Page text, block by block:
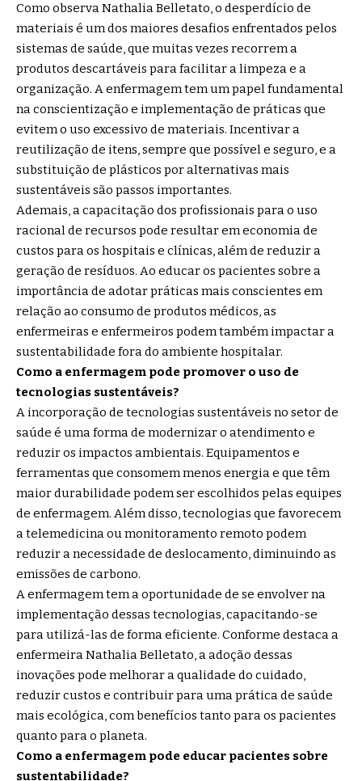
Como observa Nathalia Belletato, o desperdício de
materiais é um dos maiores desafios enfrentados pelos
sistemas de saúde, que muitas vezes recorrem a
produtos descartáveis para facilitar a limpeza e a
organização. A enfermagem tem um papel fundamental
na conscientização e implementação de práticas que
evitem o uso excessivo de materiais. Incentivar a
reutilização de itens, sempre que possível e seguro, e a
substituição de plásticos por alternativas mais
sustentáveis são passos importantes.
Ademais, a capacitação dos profissionais para o uso
racional de recursos pode resultar em economia de
custos para os hospitais e clínicas, além de reduzir a
geração de resíduos. Ao educar os pacientes sobre a
importância de adotar práticas mais conscientes em
relação ao consumo de produtos médicos, as
enfermeiras e enfermeiros podem também impactar a
sustentabilidade fora do ambiente hospitalar.
Como a enfermagem pode promover o uso de
tecnologias sustentáveis?
A incorporação de tecnologias sustentáveis no setor de
saúde é uma forma de modernizar o atendimento e
reduzir os impactos ambientais. Equipamentos e
ferramentas que consomem menos energia e que têm
maior durabilidade podem ser escolhidos pelas equipes
de enfermagem. Além disso, tecnologias que favorecem
a telemedicina ou monitoramento remoto podem
reduzir a necessidade de deslocamento, diminuindo as
emissões de carbono.
A enfermagem tem a oportunidade de se envolver na
implementação dessas tecnologias, capacitando-se
para utilizá-las de forma eficiente. Conforme destaca a
enfermeira Nathalia Belletato, a adoção dessas
inovações pode melhorar a qualidade do cuidado,
reduzir custos e contribuir para uma prática de saúde
mais ecológica, com benefícios tanto para os pacientes
quanto para o planeta.
Como a enfermagem pode educar pacientes sobre
sustentabilidade?